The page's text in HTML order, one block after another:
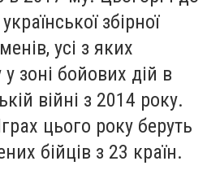
збірної
усі з яких
зоні бойових дій в
війні з 2014 року.
цього року беруть
бійців з 23 країн.